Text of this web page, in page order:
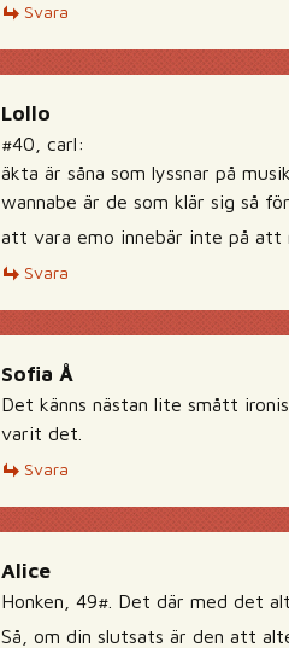
Svara
Lollo
#40, carl:
äkta är såna som lyssnar på
wannabe är de som klär sig så
att vara emo innebär inte på att
Svara
Sofia Å
Det känns nästan lite smått
varit det.
Svara
Alice
Honken, 49#. Det där med det
Så, om din slutsats är den att